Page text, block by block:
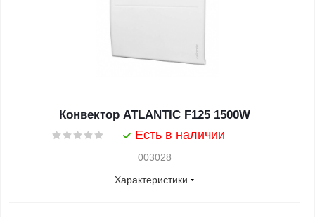
Конвектор ATLANTIC F125 1500W
Есть в наличии
003028
Характеристики